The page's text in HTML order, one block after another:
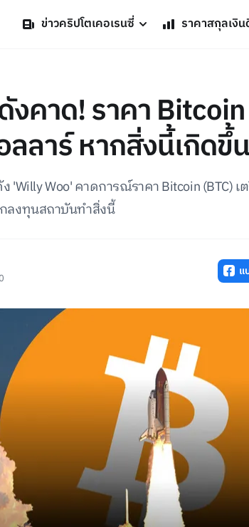
ข่าวคริปโตเคอเรนซี่ ราคาสกุลเงิ
งคาด! ราคา
ลาร์ หากสิ่งนี้เกิดขึ้
'Willy Woo' คาดการณ์ราคา Bitcoin (BTC)
ลงทุนสถาบันทำสิ่งนี้
แ